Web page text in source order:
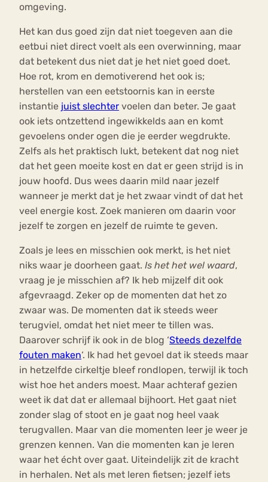
omgeving.
Het kan dus goed zijn dat niet toegeven aan die
eetbui niet direct voelt als een overwinning, maar
dat betekent dus niet dat je het niet goed doet.
Hoe rot, krom en demotiverend het ook is;
herstellen van een eetstoornis kan in eerste
instantie juist slechter voelen dan beter. Je gaat
ook iets ontzettend ingewikkelds aan en komt
gevoelens onder ogen die je eerder wegdrukte.
Zelfs als het praktisch lukt, betekent dat nog niet
dat het geen moeite kost en dat er geen strijd is in
jouw hoofd. Dus wees daarin mild naar jezelf
wanneer je merkt dat je het zwaar vindt of dat het
veel energie kost. Zoek manieren om daarin voor
jezelf te zorgen en jezelf de ruimte te geven.
Zoals je lees en misschien ook merkt, is het niet
niks waar je doorheen gaat. Is het het wel waard,
vraag je je misschien af? Ik heb mijzelf dit ook
afgevraagd. Zeker op de momenten dat het zo
zwaar was. De momenten dat ik steeds weer
terugviel, omdat het niet meer te tillen was.
Daarover schrijf ik ook in de blog ‘Steeds dezelfde
fouten maken‘. Ik had het gevoel dat ik steeds maar
in hetzelfde cirkeltje bleef rondlopen, terwijl ik toch
wist hoe het anders moest. Maar achteraf gezien
weet ik dat dat er allemaal bijhoort. Het gaat niet
zonder slag of stoot en je gaat nog heel vaak
terugvallen. Maar van die momenten leer je weer je
grenzen kennen. Van die momenten kan je leren
waar het écht over gaat. Uiteindelijk zit de kracht
in herhalen. Net als met leren fietsen; jezelf iets